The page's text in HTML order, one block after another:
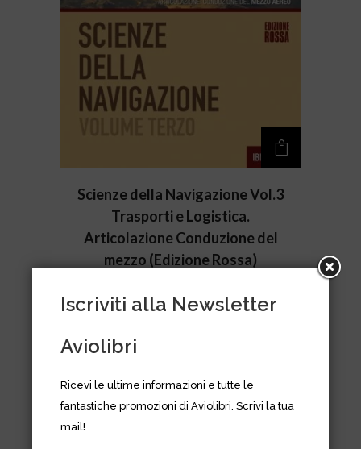
Scienze della Navigazione Vol.3
Trasporti e Logistica.
Articolazione Conduzione del
mezzo (Edizione Rossa)
Iscriviti alla Newsletter
Aviolibri
Ricevi le ultime informazioni e tutte le
fantastiche promozioni di Aviolibri. Scrivi la tua
mail!